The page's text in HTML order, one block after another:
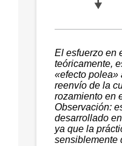
El esfuerzo en
teóricamente,
«efecto polea»
reenvío de la
rozamiento en
Observación:
desarrollado
ya que la
sensiblemente